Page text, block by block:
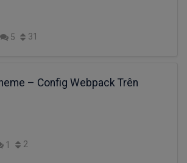
5 31
– Config Webpack Trên
1 2